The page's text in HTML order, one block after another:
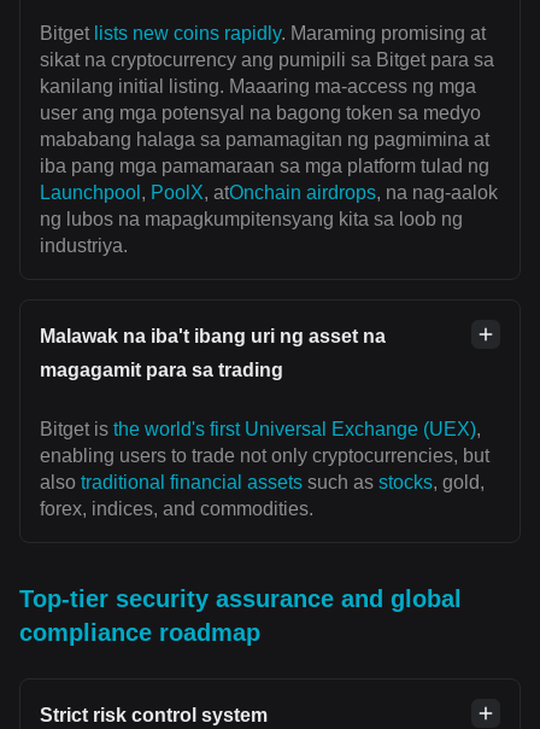
Bitget lists new coins rapidly. Maraming promising at
sikat na cryptocurrency ang pumipili sa Bitget para sa
kanilang initial listing. Maaaring ma-access ng mga
user ang mga potensyal na bagong token sa medyo
mababang halaga sa pamamagitan ng pagmimina at
iba pang mga pamamaraan sa mga platform tulad ng
Launchpool , PoolX, atOnchain airdrops, na nag-aalok
ng lubos na mapagkumpitensyang kita sa loob ng
industriya.
Malawak na iba't ibang uri ng asset na
magagamit para sa trading
Bitget is the world's first Universal Exchange (UEX),
enabling users to trade not only cryptocurrencies, but
also traditional financial assets such as stocks, gold,
forex, indices, and commodities.
Top-tier security assurance and global
compliance roadmap
Strict risk control system